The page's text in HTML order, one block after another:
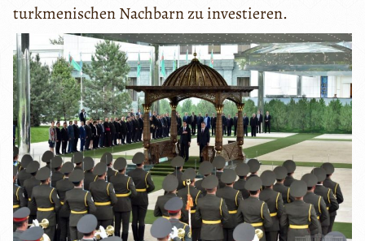
turkmenischen Nachbarn zu investieren.